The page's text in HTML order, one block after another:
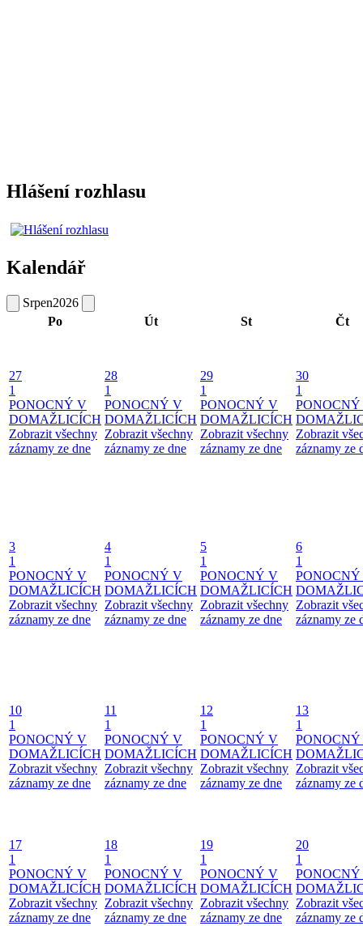
Hlášení rozhlasu
Kalendář
Srpen2026
Po
Út St Čt
27
1
PONOCNÝ V
DOMAŽLICÍCH
Zobrazit všechny
záznamy ze dne
28
1
PONOCNÝ V
DOMAŽLICÍCH
Zobrazit všechny
záznamy ze dne
29
1
PONOCNÝ V
DOMAŽLICÍCH
Zobrazit všechny
záznamy ze dne
30
1
Zobrazit
záznamy ze
3
1
PONOCNÝ V
DOMAŽLICÍCH
Zobrazit všechny
záznamy ze dne
4
1
PONOCNÝ V
DOMAŽLICÍCH
Zobrazit všechny
záznamy ze dne
5
1
PONOCNÝ V
DOMAŽLICÍCH
Zobrazit všechny
záznamy ze dne
6
1
Zobrazit
záznamy ze
10
1
PONOCNÝ V
DOMAŽLICÍCH
Zobrazit všechny
záznamy ze dne
11
1
PONOCNÝ V
DOMAŽLICÍCH
Zobrazit všechny
záznamy ze dne
12
1
PONOCNÝ V
DOMAŽLICÍCH
Zobrazit všechny
záznamy ze dne
13
1
Zobrazit
záznamy ze
17
1
PONOCNÝ V
DOMAŽLICÍCH
Zobrazit všechny
záznamy ze dne
18
1
PONOCNÝ V
DOMAŽLICÍCH
Zobrazit všechny
záznamy ze dne
19
1
PONOCNÝ V
DOMAŽLICÍCH
Zobrazit všechny
záznamy ze dne
20
1
Zobrazit
záznamy ze